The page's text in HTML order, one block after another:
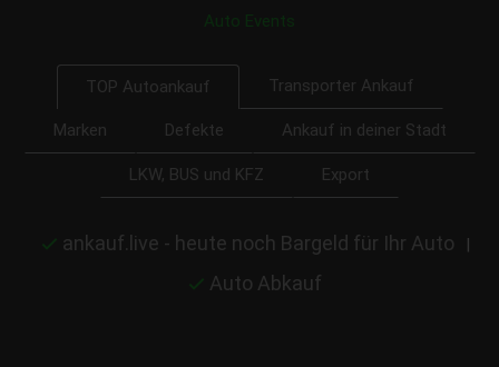
Auto Events
TOP Autoankauf Transporter Ankauf
Marken Defekte Ankauf in deiner Stadt
LKW, BUS und KFZ Export
ankauf.live - heute noch Bargeld für Ihr Auto
Auto Abkauf